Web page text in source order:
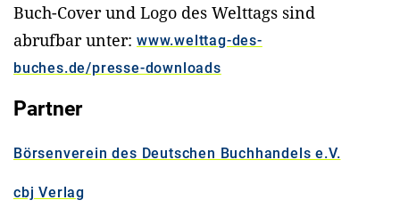
Buch-Cover und Logo des Welttags sind
abrufbar unter: www.welttag-des-
buches.de/presse-downloads
Partner
Börsenverein des Deutschen Buchhandels e.V.
cbj Verlag